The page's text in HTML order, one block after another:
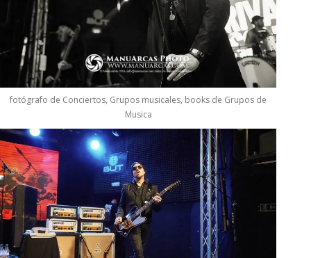
fotógrafo de Conciertos, Grupos musicales, books de Grupos de
Musica